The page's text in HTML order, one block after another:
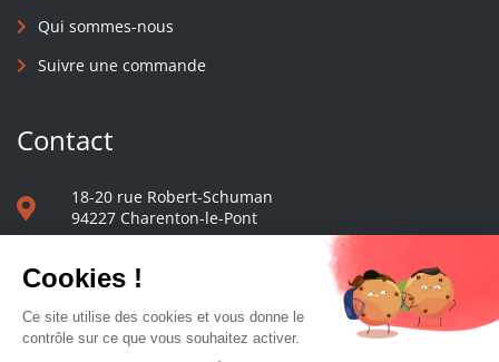
Qui sommes-nous
Suivre une commande
Contact
18-20 rue Robert-Schuman
94227 Charenton-le-Pont